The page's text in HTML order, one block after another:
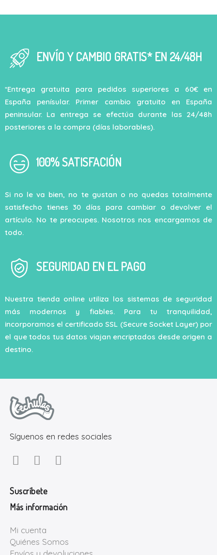
ENVÍO Y CAMBIO GRATIS* EN 24/48H
*Entrega gratuita para pedidos superiores a 60€ en
España penísular. Primer cambio gratuito en España
peninsular. La entrega se efectúa durante las 24/48h
posteriores a la compra (días laborables).
100% SATISFACIÓN
Si no le va bien, no te gustan o no quedas totalmente
satisfecho tienes 30 días para cambiar o devolver el
artículo. No te preocupes. Nosotros nos encargamos de
todo.
SEGURIDAD EN EL PAGO
Nuestra tienda online utiliza los sistemas de seguridad
más modernos y fiables. Para tu tranquilidad,
incorporamos el certificado SSL (Secure Socket Layer) por
el que todos tus datos viajan encriptados desde origen a
destino.
Síguenos en redes sociales
Suscríbete
Más información
Mi cuenta
Quiénes Somos